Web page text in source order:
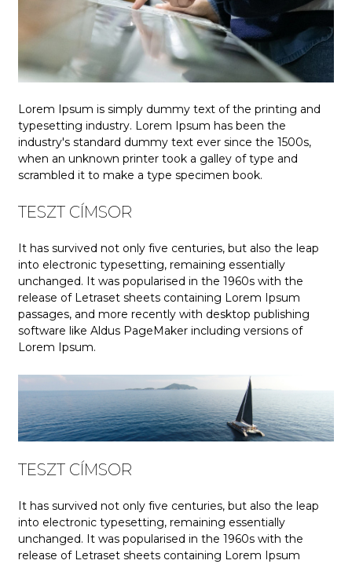
Lorem Ipsum is simply dummy text of the printing and
typesetting industry. Lorem Ipsum has been the
industry's standard dummy text ever since the 1500s,
when an unknown printer took a galley of type and
scrambled it to make a type specimen book.
TESZT CÍMSOR
It has survived not only five centuries, but also the leap
into electronic typesetting, remaining essentially
unchanged. It was popularised in the 1960s with the
release of Letraset sheets containing Lorem Ipsum
passages, and more recently with desktop publishing
software like Aldus PageMaker including versions of
Lorem Ipsum.
TESZT CÍMSOR
It has survived not only five centuries, but also the leap
into electronic typesetting, remaining essentially
unchanged. It was popularised in the 1960s with the
release of Letraset sheets containing Lorem Ipsum